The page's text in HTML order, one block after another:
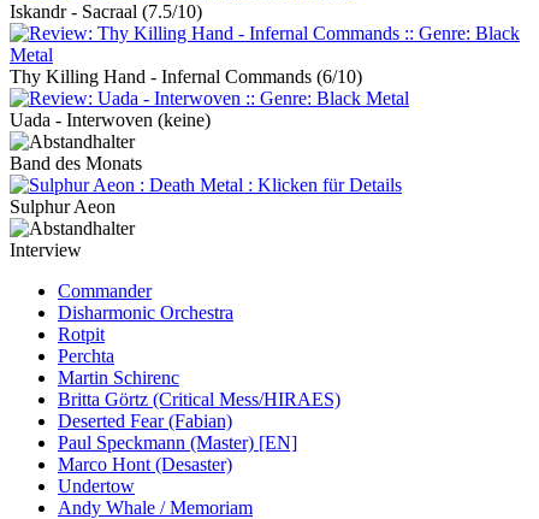
Iskandr - Sacraal (7.5/10)
Thy Killing Hand - Infernal Commands (6/10)
Uada - Interwoven (keine)
Band des Monats
Sulphur Aeon
Interview
Commander
Disharmonic Orchestra
Rotpit
Perchta
Martin Schirenc
Britta Görtz (Critical Mess/HIRAES)
Deserted Fear (Fabian)
Paul Speckmann (Master) [EN]
Marco Hont (Desaster)
Undertow
Andy Whale / Memoriam